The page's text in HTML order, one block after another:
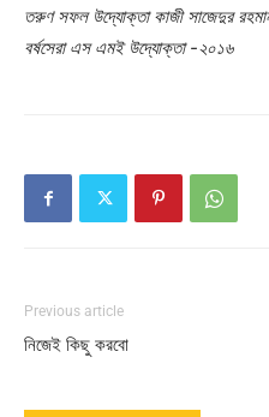
তরুণ সফল উদ্যোক্তা কাজী সাজেদুর
বর্ষসেরা এস এমই উদ্যোক্তা-২০১৬
Previous article
নিজেই কিছু করবো